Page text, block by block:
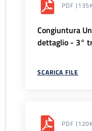
PDF
Congiuntura
dettaglio - 3°
SCARICA FILE
PDF